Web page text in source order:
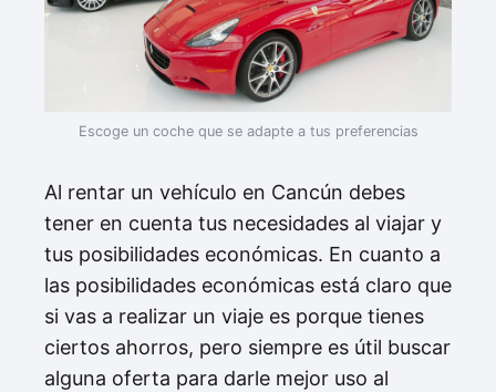
Escoge un coche que se adapte a tus preferencias
Al rentar un vehículo en Cancún debes
tener en cuenta tus necesidades al viajar y
tus posibilidades económicas. En cuanto a
las posibilidades económicas está claro que
si vas a realizar un viaje es porque tienes
ciertos ahorros, pero siempre es útil buscar
alguna oferta para darle mejor uso al